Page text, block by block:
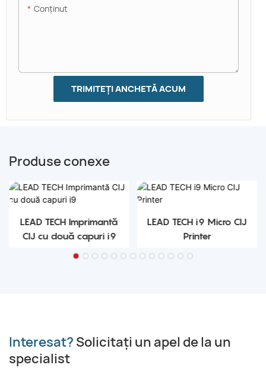
Conţinut
TRIMITEȚI ANCHETĂ ACUM
Produse conexe
LEAD TECH Imprimantă
CIJ cu două capuri i9
LEAD TECH i9 Micro CIJ
Printer
Interesat? Solicitați un apel de la un
specialist